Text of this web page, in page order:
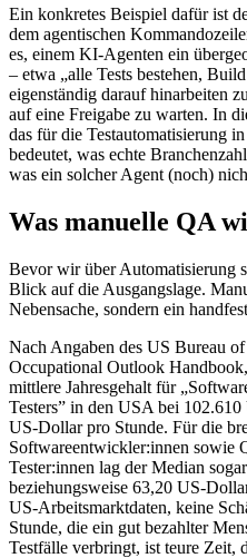
Ein konkretes Beispiel dafür ist
dem agentischen
es, einem KI-Agenten ein
– etwa „alle Tests bestehen,
eigenständig darauf hinarbeiten
auf eine Freigabe zu warten. In
das für die Testautomatisierung
bedeutet, was echte
was ein solcher Agent (noch)
Was manuelle QA
Bevor wir über Automatisierung
Blick auf die Ausgangslage.
Nebensache, sondern ein
Nach Angaben des US Bureau
Occupational Outlook
mittlere Jahresgehalt für
Testers” in den USA bei
US-Dollar pro Stunde. Für die
Softwareentwickler:innen sowie
Tester:innen lag der Median
beziehungsweise 63,20 US-
US-Arbeitsmarktdaten, keine
Stunde, die ein gut bezahlter
Testfälle verbringt, ist teure Zeit,